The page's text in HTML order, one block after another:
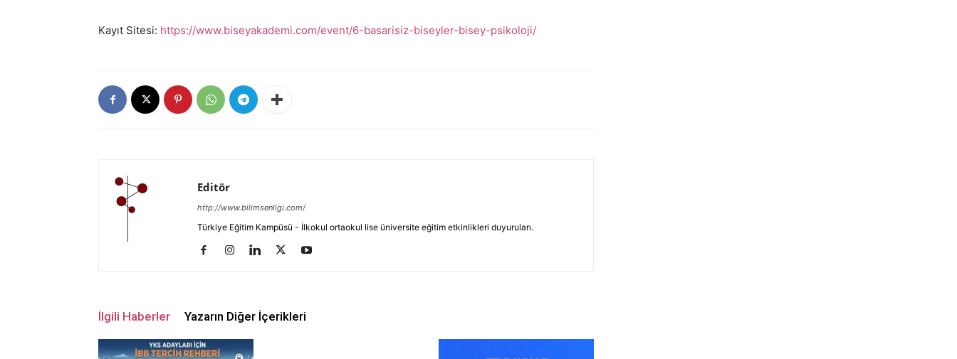
Kayıt Sitesi: https://www.biseyakademi.com/event/6-basarisiz-biseyler-bisey-psikoloji/
Editör
http://www.bilimsenligi.com/
Türkiye Eğitim Kampüsü - İlkokul ortaokul lise üniversite eğitim etkinlikleri duyuruları.
İlgili Haberler Yazarın Diğer İçerikleri